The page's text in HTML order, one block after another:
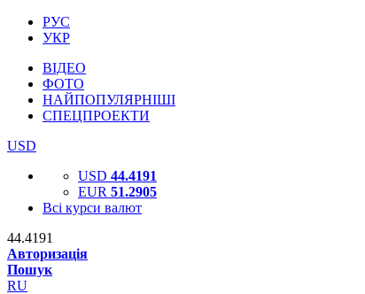
РУС
УКР
ВІДЕО
ФОТО
НАЙПОПУЛЯРНІШІ
СПЕЦПРОЕКТИ
USD
USD 44.4191
EUR 51.2905
Всі курси валют
44.4191
Авторизація
Пошук
RU